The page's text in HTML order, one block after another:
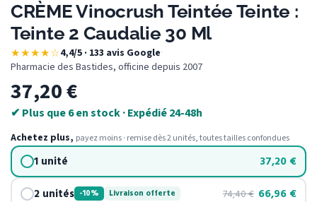
CRÈME Vinocrush Teintée Teinte :
Teinte 2 Caudalie 30 Ml
★★★★☆4,4/5 · 133 avis Google·
Pharmacie des Bastides, officine depuis 2007
37,20€
✔ Plus que 6 en stock · Expédié 24-48h
Achetez plus, payez moins · remise dès 2 unités, toutes tailles confondues
1 unité 37,20 €
2 unités -10% Livraison offerte 74,40€ 66,96 €